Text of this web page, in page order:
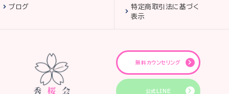
ブログ
特定商取引法に基づく
表示
無料カウンセリング
公式LINE